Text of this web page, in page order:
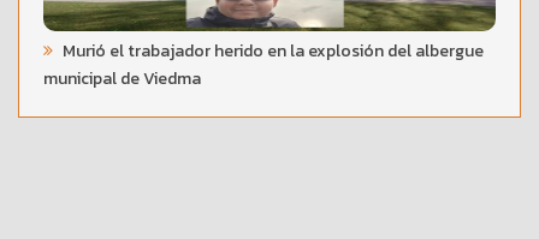
Murió el trabajador herido en la explosión del albergue
municipal de Viedma